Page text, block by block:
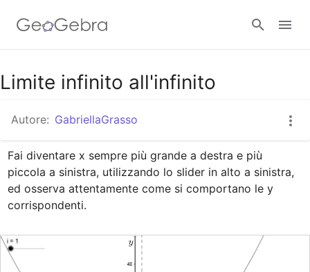
Google Classroom
GeoGebra Classroom
Accedi
Limite infinito all'infinito
Autore: GabriellaGrasso
Fai diventare x sempre più grande a destra e più
piccola a sinistra, utilizzando lo slider in alto a sinistra,
ed osserva attentamente come si comportano le y
corrispondenti.